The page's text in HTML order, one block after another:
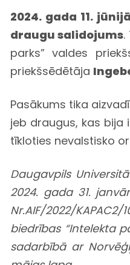
2024. gada 11. jūnijā
draugu salidojums.
parks” valdes
priekšsēdētāja
Pasākums tika
jeb draugus, kas bija
tīkloties nevalstisko
Daugavpils
2024. gada 31.
Nr.AIF/2022/
biedrības “Intelekta
sadarbībā ar